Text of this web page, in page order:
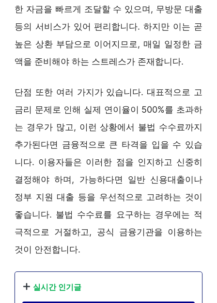
한 자금을 빠르게 조달할 수 있으며, 무방문 대출
등의 서비스가 있어 편리합니다. 하지만 이는 곧
높은 상환 부담으로 이어지므로, 매일 일정한 금
액을 준비해야 하는 스트레스가 존재합니다.
단점 또한 여러 가지가 있습니다. 대표적으로 고
금리 문제로 인해 실제 연이율이 500%를 초과하
는 경우가 많고, 이런 상황에서 불법 수수료까지
추가된다면 금융적으로 큰 타격을 입을 수 있습
니다. 이용자들은 이러한 점을 인지하고 신중히
결정해야 하며, 가능하다면 일반 신용대출이나
정부 지원 대출 등을 우선적으로 고려하는 것이
좋습니다. 불법 수수료를 요구하는 경우에는 적
극적으로 거절하고, 공식 금융기관을 이용하는
것이 안전합니다.
실시간 인기글